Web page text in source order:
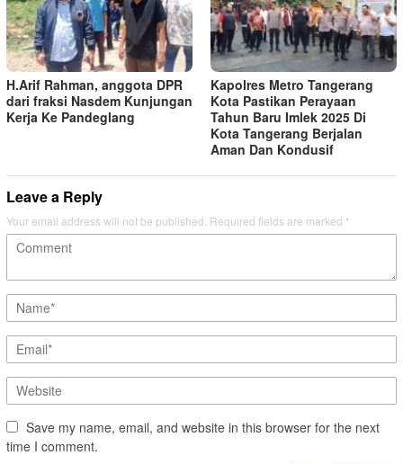
H.Arif Rahman, anggota DPR
dari fraksi Nasdem Kunjungan
Kerja Ke Pandeglang
Kapolres Metro Tangerang
Kota Pastikan Perayaan
Tahun Baru Imlek 2025 Di
Kota Tangerang Berjalan
Aman Dan Kondusif
Leave a Reply
Your email address will not be published. Required fields are marked *
Save my name, email, and website in this browser for the next
time I comment.